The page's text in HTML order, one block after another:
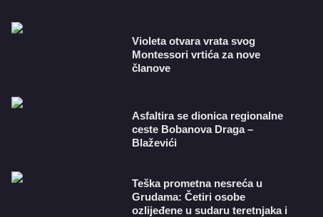
Violeta otvara vrata svog
Montessori vrtića za nove
članove
Asfaltira se dionica regionalne
ceste Bobanova Draga –
Blaževići
Teška prometna nesreća u
Grudama: Četiri osobe
ozlijeđene u sudaru teretnjaka i